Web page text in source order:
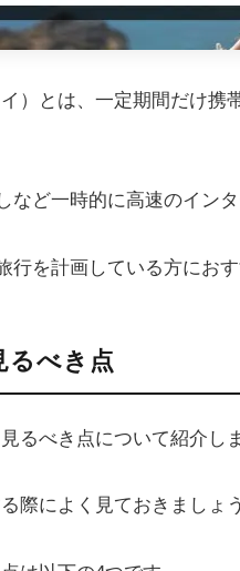
）とは、一定期間だけ
など一時的に高速のイン
行を計画している方におす
るべき点
るべき点について紹介しま
際によく見ておきましょう